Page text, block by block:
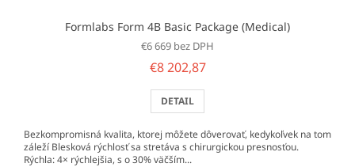
Formlabs Form 4B Basic Package (Medical)
€6 669 bez DPH
€8 202,87
DETAIL
Bezkompromisná kvalita, ktorej môžete dôverovať, kedykoľvek na tom
záleží Blesková rýchlosť sa stretáva s chirurgickou presnosťou.
Rýchla: 4× rýchlejšia, s o 30% väčším...